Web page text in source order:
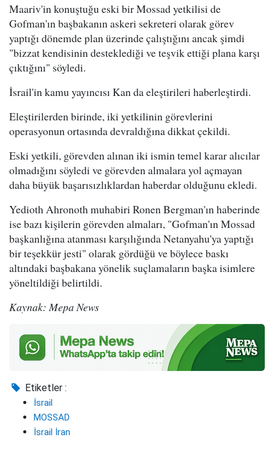
Maariv'in konuştuğu eski bir Mossad yetkilisi de
Gofman'ın başbakanın askeri sekreteri olarak görev
yaptığı dönemde plan üzerinde çalıştığını ancak şimdi
"bizzat kendisinin desteklediği ve teşvik ettiği plana karşı
çıktığını" söyledi.
İsrail'in kamu yayıncısı Kan da eleştirileri haberleştirdi.
Eleştirilerden birinde, iki yetkilinin görevlerini
operasyonun ortasında devraldığına dikkat çekildi.
Eski yetkili, görevden alınan iki ismin temel karar alıcılar
olmadığını söyledi ve görevden almalara yol açmayan
daha büyük başarısızlıklardan haberdar olduğunu ekledi.
Yedioth Ahronoth muhabiri Ronen Bergman'ın haberinde
ise bazı kişilerin görevden almaları, "Gofman'ın Mossad
başkanlığına atanması karşılığında Netanyahu'ya yaptığı
bir teşekkür jesti" olarak gördüğü ve böylece baskı
altındaki başbakana yönelik suçlamaların başka isimlere
yöneltildiği belirtildi.
Kaynak: Mepa News
Etiketler :
İsrail
MOSSAD
İsrail İran